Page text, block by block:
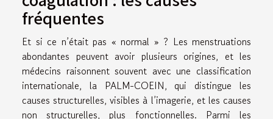
fréquentes
Et si ce n’était pas « normal » ? Les menstruations
abondantes peuvent avoir plusieurs origines, et les
médecins raisonnent souvent avec une classification
internationale, la PALM-COEIN, qui distingue les
causes structurelles, visibles à l’imagerie, et les causes
non structurelles, plus fonctionnelles. Parmi les